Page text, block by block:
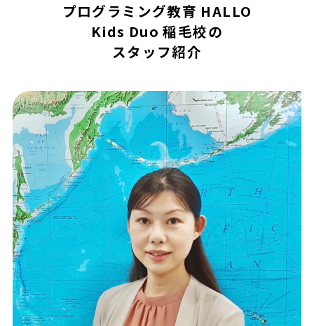
プログラミング教育 HALLO
Kids Duo 稲毛校の
スタッフ紹介